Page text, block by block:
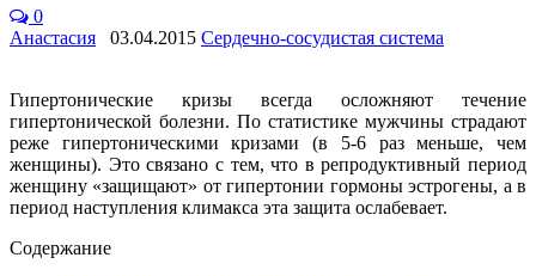
0
Анастасия
03.04.2015 Сердечно-сосудистая система
Гипертонические кризы всегда осложняют течение
гипертонической болезни. По статистике мужчины страдают
реже гипертоническими кризами (в 5-6 раз меньше, чем
женщины). Это связано с тем, что в репродуктивный период
женщину «защищают» от гипертонии гормоны эстрогены, а в
период наступления климакса эта защита ослабевает.
Содержание